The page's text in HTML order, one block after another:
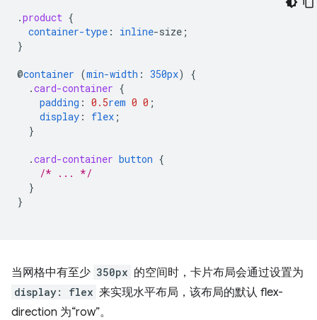
.product {
container-type : inline-size ;
}
@container (min-width : 350px)
{
.card-container {
padding : 0.5rem 0 0 ;
display : flex ;
}
.card-container button {
/* ... */
}
}
当网格中有至少 350px 的空间时，卡片布局会通过设置为
display: flex 来实现水平布局，该布局的默认 flex-
direction 为“row”。